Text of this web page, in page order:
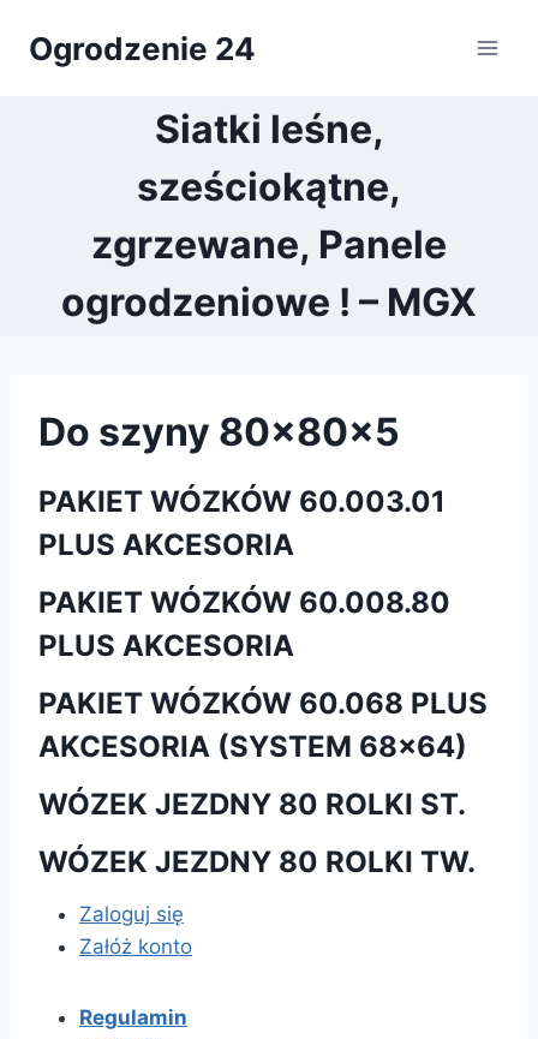
Ogrodzenie 24
Siatki leśne,
sześciokątne,
zgrzewane, Panele
ogrodzeniowe ! – MGX
Do szyny 80x80x5
PAKIET WÓZKÓW 60.003.01
PLUS AKCESORIA
PAKIET WÓZKÓW 60.008.80
PLUS AKCESORIA
PAKIET WÓZKÓW 60.068 PLUS
AKCESORIA (SYSTEM 68×64)
WÓZEK JEZDNY 80 ROLKI ST.
WÓZEK JEZDNY 80 ROLKI TW.
Zaloguj się
Załóż konto
Regulamin